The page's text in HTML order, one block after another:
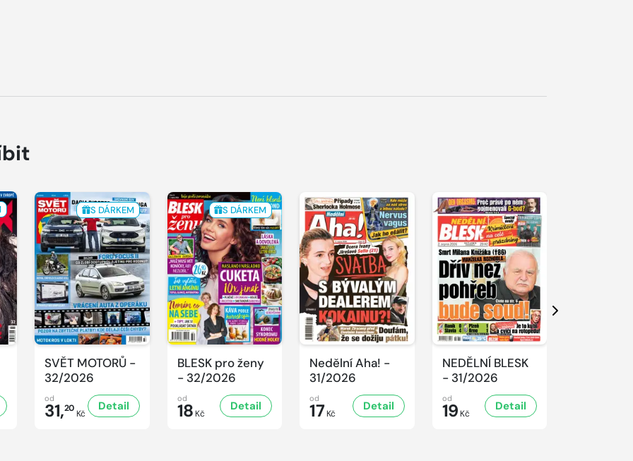
S DÁRKEM
SVĚT MOTORŮ -
32/2026
od
31,20 Kč
Detail
S DÁRKEM
BLESK pro ženy
- 32/2026
od
18 Kč
Detail
Nedělní Aha! -
31/2026
od
17 Kč
Detail
NEDĚLNÍ BLESK
- 31/2026
od
19 Kč
Detail
Další